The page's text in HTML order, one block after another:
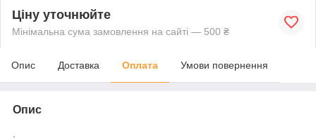
Ціну уточнюйте
Мінімальна сума замовлення на сайті — 500 ₴
Опис Доставка Оплата Умови повернення
Опис